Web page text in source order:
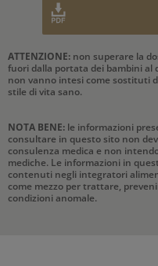
ATTENZIONE: non superare la
fuori dalla portata dei bambini al
non vanno intesi come sostituti
stile di vita sano.
NOTA BENE: le informazioni
consultare in questo sito non
consulenza medica e non
mediche. Le informazioni in
contenuti negli integratori
come mezzo per trattare,
condizioni anomale.